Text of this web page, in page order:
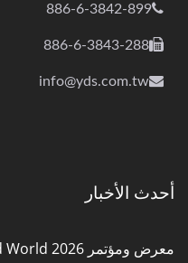
886-6-3842-899
886-6-3843-288
info@yds.com.tw
أحدث الأخبار
معرض ومؤتمر Embedded World 2026